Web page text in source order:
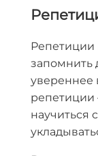
Репетиции
запомнить
увереннее
репетиции
научиться